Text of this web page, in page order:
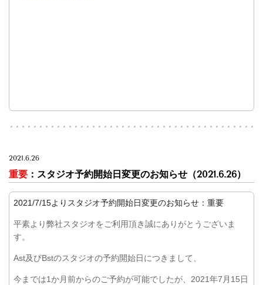
2021.6.26
重要 ：スタジオ予約開始日変更のお知らせ （2021.6.26）
2021/7/15よりスタジオ予約開始日変更のお知らせ：重要
平素より弊社スタジオをご利用頂き誠にありがとうございま
す。
Ast及びBstのスタジオの予約開始日につきまして、
今までは1か月前からのご予約が可能でしたが、2021年7月15日